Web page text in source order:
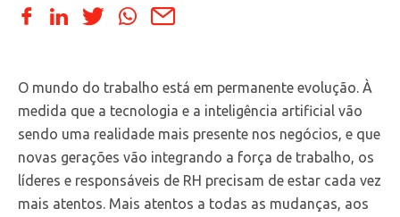
O mundo do trabalho está em permanente evolução. À
medida que a tecnologia e a inteligência artificial vão
sendo uma realidade mais presente nos negócios, e que
novas gerações vão integrando a força de trabalho, os
líderes e responsáveis de RH precisam de estar cada vez
mais atentos. Mais atentos a todas as mudanças, aos